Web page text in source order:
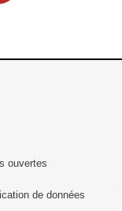
ouvertes
de données